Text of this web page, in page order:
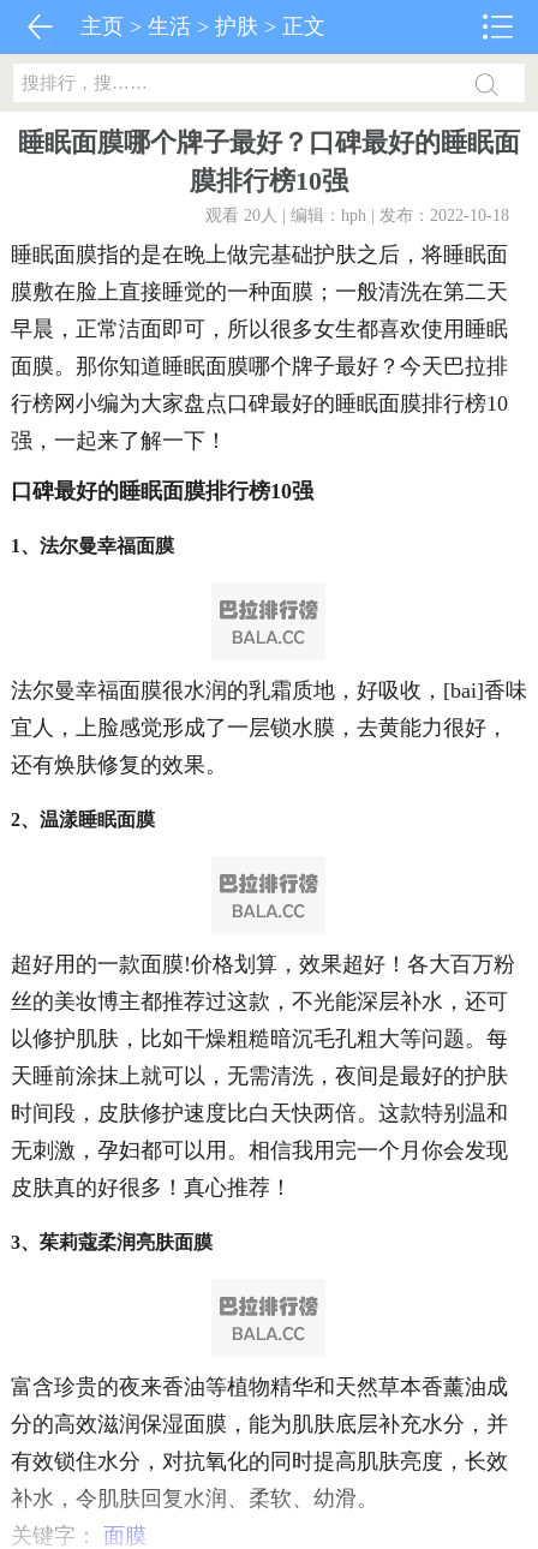
主页 >生活 >护肤 > 正文
睡眠面膜哪个牌子最好？口碑最好的睡眠面
膜排行榜10强
观看 20人 | 编辑：hph | 发布：2022-10-18
睡眠面膜指的是在晚上做完基础护肤之后，将睡眠面
膜敷在脸上直接睡觉的一种面膜；一般清洗在第二天
早晨，正常洁面即可，所以很多女生都喜欢使用睡眠
面膜。那你知道睡眠面膜哪个牌子最好？今天巴拉排
行榜网小编为大家盘点口碑最好的睡眠面膜排行榜10
强，一起来了解一下！
口碑最好的睡眠面膜排行榜10强
1、法尔曼幸福面膜
法尔曼幸福面膜很水润的乳霜质地，好吸收，[bai]香味
宜人，上脸感觉形成了一层锁水膜，去黄能力很好，
还有焕肤修复的效果。
2、温漾睡眠面膜
超好用的一款面膜!价格划算，效果超好！各大百万粉
丝的美妆博主都推荐过这款，不光能深层补水，还可
以修护肌肤，比如干燥粗糙暗沉毛孔粗大等问题。每
天睡前涂抹上就可以，无需清洗，夜间是最好的护肤
时间段，皮肤修护速度比白天快两倍。这款特别温和
无刺激，孕妇都可以用。相信我用完一个月你会发现
皮肤真的好很多！真心推荐！
3、茱莉蔻柔润亮肤面膜
富含珍贵的夜来香油等植物精华和天然草本香薰油成
分的高效滋润保湿面膜，能为肌肤底层补充水分，并
有效锁住水分，对抗氧化的同时提高肌肤亮度，长效
补水，令肌肤回复水润、柔软、幼滑。
关键字： 面膜